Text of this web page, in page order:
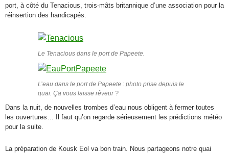
port, à côté du Tenacious, trois-mâts britannique d’une association pour la
réinsertion des handicapés.
Le Tenacious dans le port de Papeete.
L’eau dans le port de Papeete : photo prise depuis le
quai. Ça vous laisse rêveur ?
Dans la nuit, de nouvelles trombes d’eau nous obligent à fermer toutes
les ouvertures… Il faut qu’on regarde sérieusement les prédictions météo
pour la suite.
La préparation de Kousk Eol va bon train. Nous partageons notre quai